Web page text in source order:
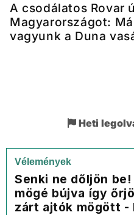
A csodálatos Rovar
Magyarországot:
vagyunk a Duna
Heti
Vélemények
Senki ne dőljön
mögé bújva így
zárt ajtók mögött -